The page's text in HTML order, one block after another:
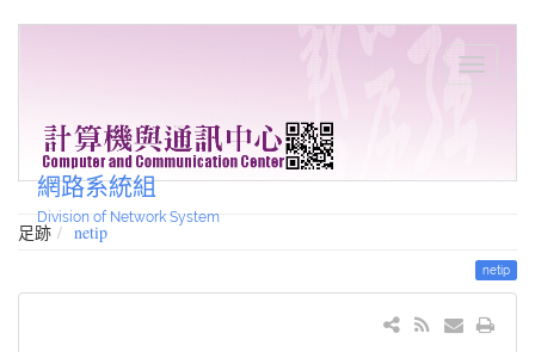
網路系統組
Division of Network System
足跡 netip
netip